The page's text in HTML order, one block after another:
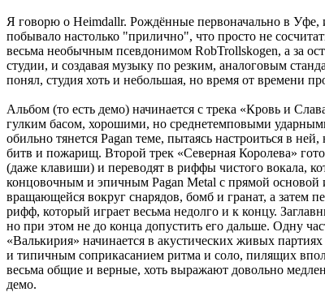
Я говорю о Heimdallr. Рождённые первоначально в Уфе,
побывало настолько "прилично", что просто не
весьма необычным псевдонимом RobTrollskogen, а за
студии, и создавая музыку по резким, аналоговым
понял, студия хоть и небольшая, но время от времени
Альбом (то есть демо) начинается с трека «Кровь и
гулким басом, хорошими, но среднетемповыми
обильно тянется Pagan теме, пытаясь настроиться в
битв и пожарищ. Второй трек «Северная Королева»
(даже клавиши) и переводят в риффы чистого вокала,
концовочным и эпичным Pagan Metal с прямой основой
вращающейся вокруг снарядов, бомб и гранат, а затем
рифф, который играет весьма недолго и к концу.
но при этом не до конца допустить его дальше. Одну
«Валькирия» начинается в акустических живых
и типичным соприкасанием ритма и соло, пилящих
весьма общие и верные, хоть выражают довольно
демо.